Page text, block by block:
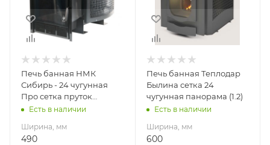
Высота, мм
710
Вид топлива
Длина дров, мм
450
Масса камней, кг
180
Гарантия, мес.
Печь банная НМК
Сибирь - 24 чугунная
Про сетка пруток
панорама
Есть в наличии
Ширина, мм
490
Высота, мм
740
Материал
Чугун
Вид топлива
Дрова
Диаметр дымохода,
мм
115
Печь банная Теплодар
Былина сетка 24
чугунная панорама (1.2)
Есть в наличии
Ширина, мм
600